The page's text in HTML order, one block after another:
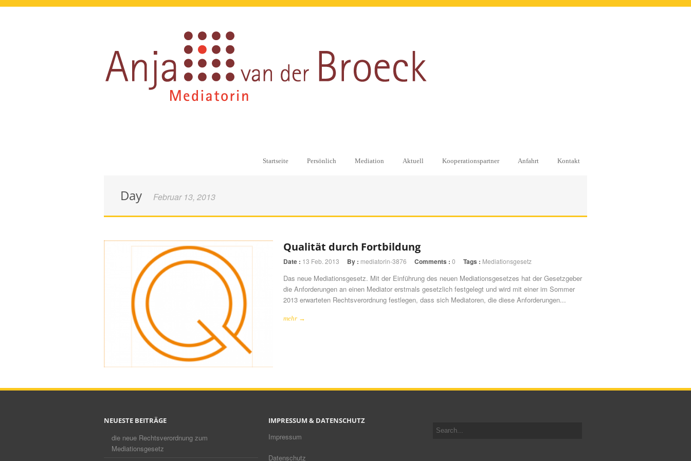
Startseite Persönlich Mediation Aktuell Kooperationspartner Anfahrt Kontakt
Day Februar 13, 2013
Qualität durch Fortbildung
Date : 13 Feb. 2013 By : mediatorin-3876 Comments : 0 Tags : Mediationsgesetz
Das neue Mediationsgesetz. Mit der Einführung des neuen Mediationsgesetzes hat der Gesetzgeber
die Anforderungen an einen Mediator erstmals gesetzlich festgelegt und wird mit einer im Sommer
2013 erwarteten Rechtsverordnung festlegen, dass sich Mediatoren, die diese Anforderungen...
mehr →
NEUESTE BEITRÄGE
die neue Rechtsverordnung zum
Mediationsgesetz
IMPRESSUM & DATENSCHUTZ
Impressum
Datenschutz